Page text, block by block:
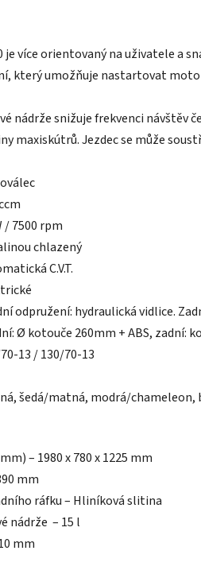
je více orientovaný na uživatele a
který umožňuje nastartovat
nádrže snižuje frekvenci návštěv
maxiskútrů. Jezdec se může
/ 7500 rpm
chlazený
C.V.T.
odpružení: hydraulická vidlice.
Ø kotouče 260mm + ABS, zadní:
13 / 130/70-13
šedá/matná, modrá/chameleon,
– 1980 x 780 x 1225 mm
mm
ráfku – Hliníková slitina
nádrže – 15 l
mm